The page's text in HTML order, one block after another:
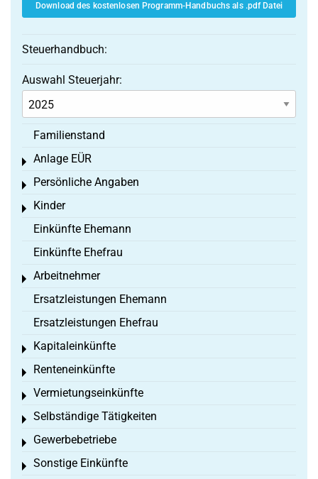
Download des kostenlosen Programm-Handbuchs als .pdf Datei
Steuerhandbuch:
Auswahl Steuerjahr:
Familienstand
Anlage EÜR
Toggle menu
Persönliche Angaben
Toggle menu
Kinder
Toggle menu
Einkünfte Ehemann
Einkünfte Ehefrau
Arbeitnehmer
Toggle menu
Ersatzleistungen Ehemann
Ersatzleistungen Ehefrau
Kapitaleinkünfte
Toggle menu
Renteneinkünfte
Toggle menu
Vermietungseinkünfte
Toggle menu
Selbständige Tätigkeiten
Toggle menu
Gewerbebetriebe
Toggle menu
Sonstige Einkünfte
Toggle menu